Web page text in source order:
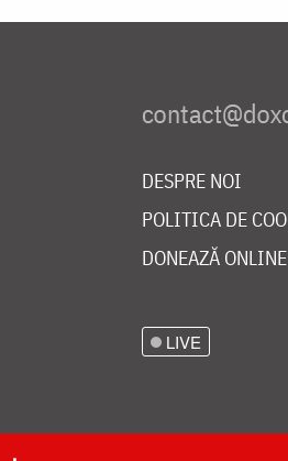
DESPRE NOI
POLITICA DE
DONEAZĂ
LIVE